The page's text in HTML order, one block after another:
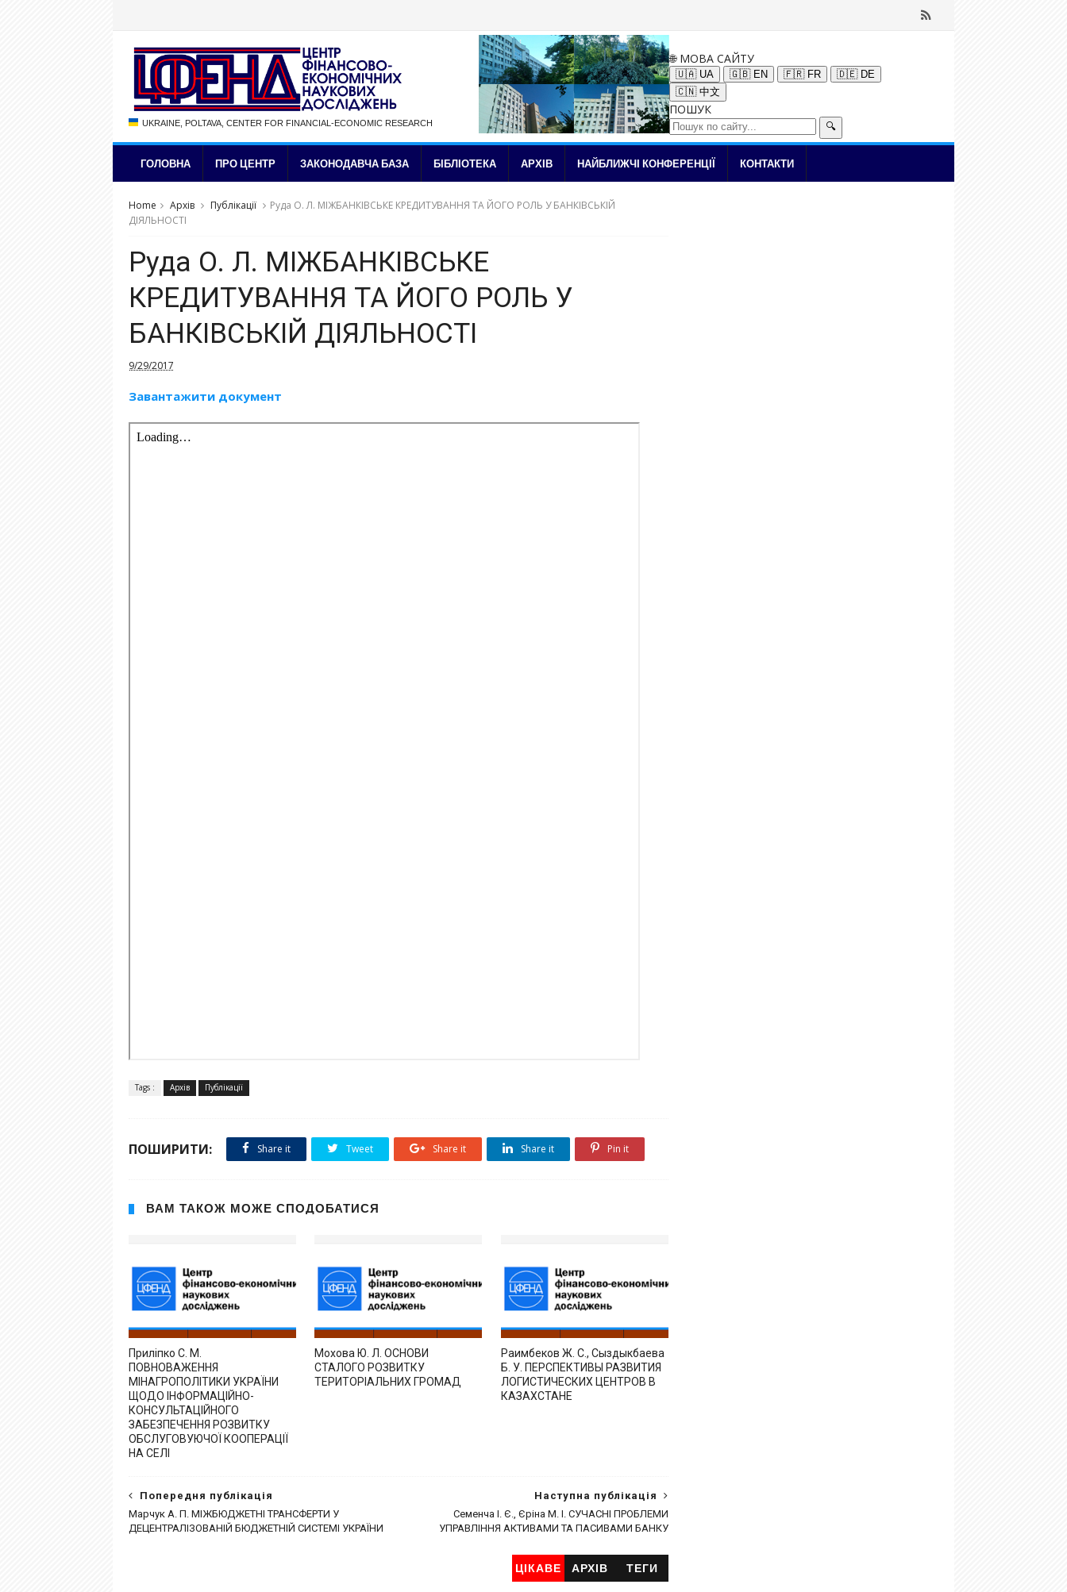
UKRAINE, POLTAVA, CENTER FOR FINANCIAL-ECONOMIC RESEARCH
🌐 МОВА САЙТУ
🇺🇦 UA 🇬🇧 EN 🇫🇷 FR
🇩🇪 DE
🇨🇳 中文
ПОШУК
🔍
✉ Підписка на новини
ГОЛОВНА ПРО ЦЕНТР ЗАКОНОДАВЧА БАЗА БІБЛІОТЕКА АРХІВ НАЙБЛИЖЧІ КОНФЕРЕНЦІЇ КОНТАКТИ
Home Архів Публікації
Руда О. Л. МІЖБАНКІВСЬКЕ КРЕДИТУВАННЯ ТА ЙОГО РОЛЬ У БАНКІВСЬКІЙ
ДІЯЛЬНОСТІ
Руда О. Л. МІЖБАНКІВСЬКЕ
КРЕДИТУВАННЯ ТА ЙОГО РОЛЬ У
БАНКІВСЬКІЙ ДІЯЛЬНОСТІ
9/29/2017
Завантажити документ
Tags : Архів Публікації
ПОШИРИТИ: Share it Tweet Share it Share it Pin it
ВАМ ТАКОЖ МОЖЕ СПОДОБАТИСЯ
Приліпко С. М.
ПОВНОВАЖЕННЯ
МІНАГРОПОЛІТИКИ УКРАЇНИ
ЩОДО ІНФОРМАЦІЙНО-
КОНСУЛЬТАЦІЙНОГО
ЗАБЕЗПЕЧЕННЯ РОЗВИТКУ
ОБСЛУГОВУЮЧОЇ КООПЕРАЦІЇ
НА СЕЛІ
Мохова Ю. Л. ОСНОВИ
СТАЛОГО РОЗВИТКУ
ТЕРИТОРІАЛЬНИХ ГРОМАД
Раимбеков Ж. С., Сыздыкбаева
Б. У. ПЕРСПЕКТИВЫ РАЗВИТИЯ
ЛОГИСТИЧЕСКИХ ЦЕНТРОВ В
КАЗАХСТАНЕ
Наступна публікація
Семенча І. Є., Єріна М. І. СУЧАСНІ ПРОБЛЕМИ
УПРАВЛІННЯ АКТИВАМИ ТА ПАСИВАМИ БАНКУ
Попередня публікація
Марчук А. П. МІЖБЮДЖЕТНІ ТРАНСФЕРТИ У
ДЕЦЕНТРАЛІЗОВАНІЙ БЮДЖЕТНІЙ СИСТЕМІ УКРАЇНИ
ЦІКАВЕ АРХІВ ТЕГИ